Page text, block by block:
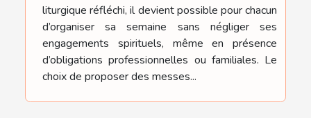
liturgique réfléchi, il devient possible pour chacun
d’organiser sa semaine sans négliger ses
engagements spirituels, même en présence
d’obligations professionnelles ou familiales. Le
choix de proposer des messes...